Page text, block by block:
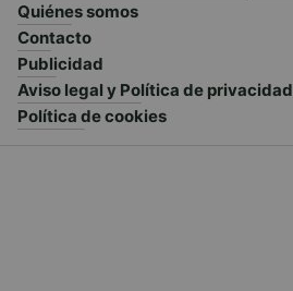
Quiénes somos
Contacto
Publicidad
Aviso legal y Política de privacidad
Política de cookies